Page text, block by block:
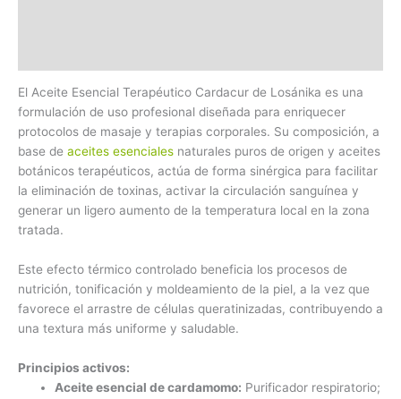
El Aceite Esencial Terapéutico Cardacur de Losánika es una
formulación de uso profesional diseñada para enriquecer
protocolos de masaje y terapias corporales. Su composición, a
base de aceites esenciales naturales puros de origen y aceites
botánicos terapéuticos, actúa de forma sinérgica para facilitar
la eliminación de toxinas, activar la circulación sanguínea y
generar un ligero aumento de la temperatura local en la zona
tratada.
Este efecto térmico controlado beneficia los procesos de
nutrición, tonificación y moldeamiento de la piel, a la vez que
favorece el arrastre de células queratinizadas, contribuyendo a
una textura más uniforme y saludable.
Principios activos:
Aceite esencial de cardamomo: Purificador respiratorio;